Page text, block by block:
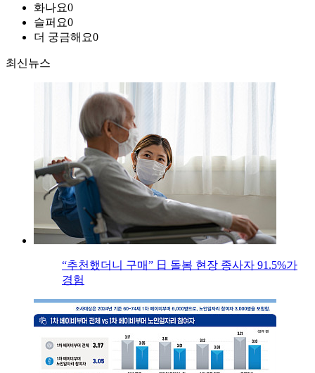
화나요0
슬퍼요0
더 궁금해요0
최신뉴스
“추천했더니 구매” 日 돌봄 현장 종사자 91.5%가
경험